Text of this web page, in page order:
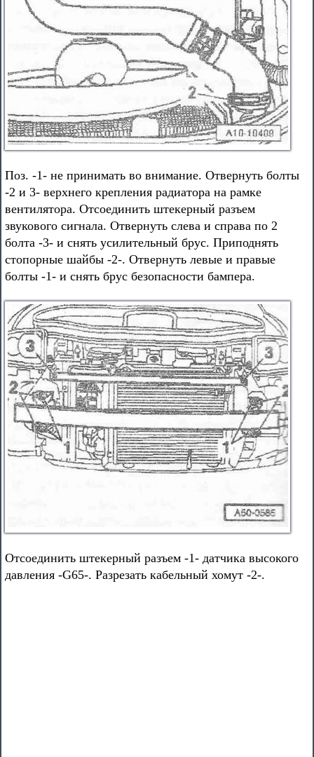
Поз. -1- не принимать во внимание. Отвернуть болты
-2 и 3- верхнего крепления радиатора на рамке
вентилятора. Отсоединить штекерный разъем
звукового сигнала. Отвернуть слева и справа по 2
болта -3- и снять усилительный брус. Приподнять
стопорные шайбы -2-. Отвернуть левые и правые
болты -1- и снять брус безопасности бампера.
Отсоединить штекерный разъем -1- датчика высокого
давления -G65-. Разрезать кабельный хомут -2-.